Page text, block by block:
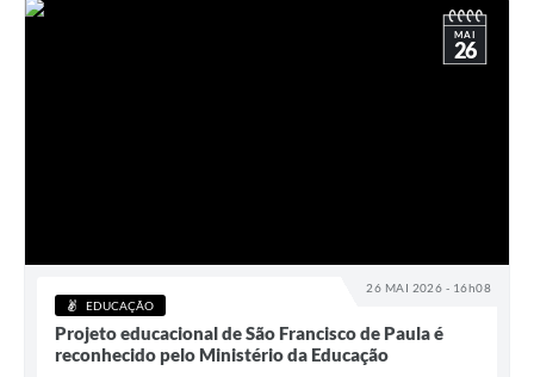
26 MAI 2026 - 16h08
MAI
26
EDUCAÇÃO
Projeto educacional de São Francisco de Paula é
reconhecido pelo Ministério da Educação